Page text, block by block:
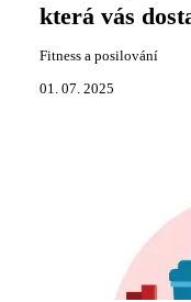
která vás
Fitness a posilování
01. 07. 2025